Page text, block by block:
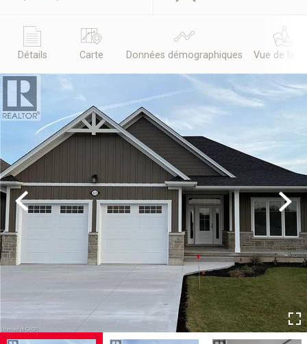
Détails Carte Données démographiques Vue de la
Previous Next